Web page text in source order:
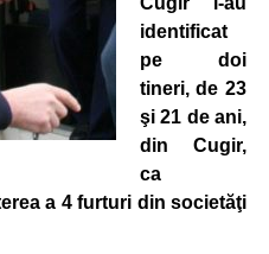
identificat
pe doi
tineri, de 23
şi 21 de ani,
din Cugir,
ca
a 4 furturi din societăţi